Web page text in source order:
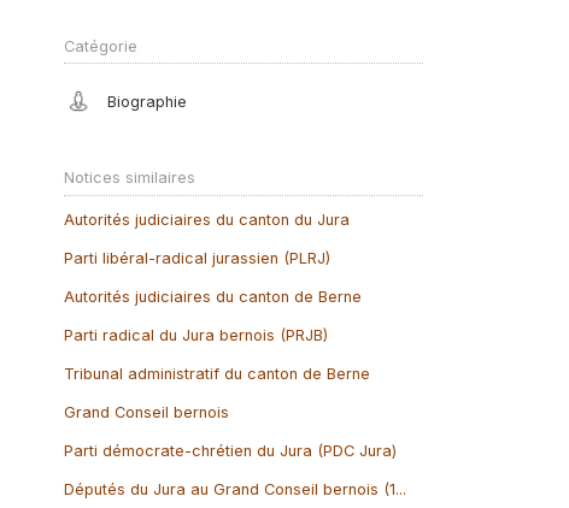
Catégorie
Biographie
Notices similaires
Autorités judiciaires du canton du Jura
Parti libéral-radical jurassien (PLRJ)
Autorités judiciaires du canton de Berne
Parti radical du Jura bernois (PRJB)
Tribunal administratif du canton de Berne
Grand Conseil bernois
Parti démocrate-chrétien du Jura (PDC Jura)
Députés du Jura au Grand Conseil bernois (1...